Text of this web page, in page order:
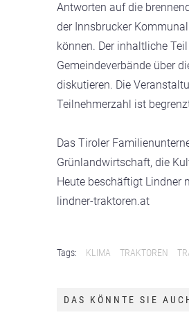
Antworten auf die
der Innsbrucker
können. Der inhaltliche
Gemeindeverbände über
diskutieren. Die
Teilnehmerzahl ist
Das Tiroler
Grünlandwirtschaft, die
Heute beschäftigt Lindner
lindner-traktoren.at
Tags: KLIMA TRAKTOREN
DAS KÖNNTE SIE